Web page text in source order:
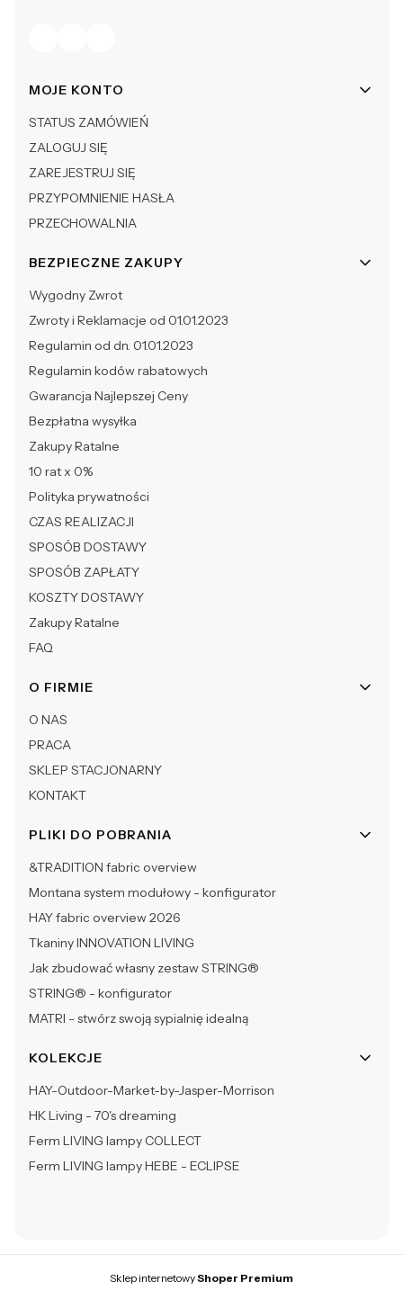
Linki w stopce
MOJE KONTO
STATUS ZAMÓWIEŃ
ZALOGUJ SIĘ
ZAREJESTRUJ SIĘ
PRZYPOMNIENIE HASŁA
PRZECHOWALNIA
BEZPIECZNE ZAKUPY
Wygodny Zwrot
Zwroty i Reklamacje od 01.01.2023
Regulamin od dn. 01.01.2023
Regulamin kodów rabatowych
Gwarancja Najlepszej Ceny
Bezpłatna wysyłka
Zakupy Ratalne
10 rat x 0%
Polityka prywatności
CZAS REALIZACJI
SPOSÓB DOSTAWY
SPOSÓB ZAPŁATY
KOSZTY DOSTAWY
Zakupy Ratalne
FAQ
O FIRMIE
O NAS
PRACA
SKLEP STACJONARNY
KONTAKT
PLIKI DO POBRANIA
&TRADITION fabric overview
Montana system modułowy - konfigurator
HAY fabric overview 2026
Tkaniny INNOVATION LIVING
Jak zbudować własny zestaw STRING®
STRING® - konfigurator
MATRI - stwórz swoją sypialnię idealną
KOLEKCJE
HAY-Outdoor-Market-by-Jasper-Morrison
HK Living - 70's dreaming
Ferm LIVING lampy COLLECT
Ferm LIVING lampy HEBE - ECLIPSE
Sklep internetowyShoper Premium